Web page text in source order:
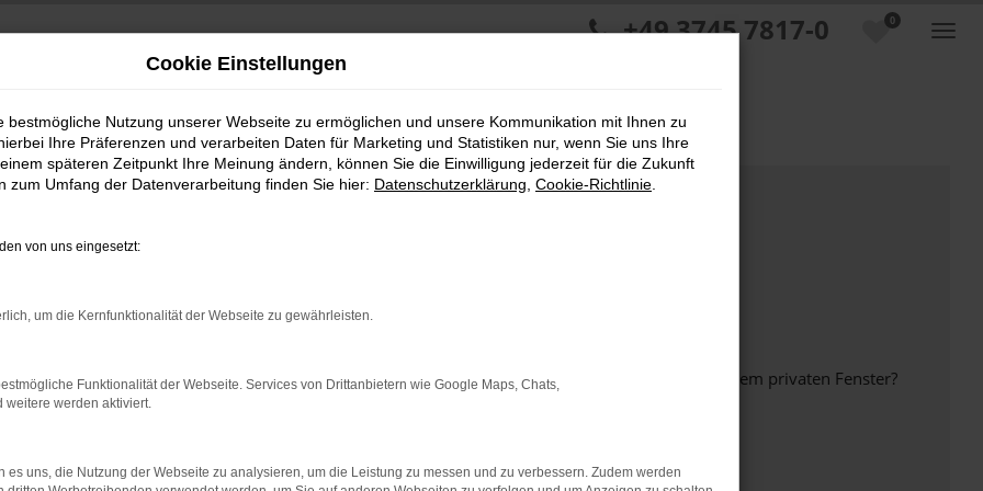
0
+49 3745 7817-0
bestimmter Seiten verhindern. Funktioniert die Seite in einem anderen Browser oder in einem privaten Fenster?
beheben.
auf dem neuesten Stand sind.
Cookie Einstellungen
bestmögliche Nutzung unserer Webseite zu ermöglichen und unsere Kommunikation mit Ihnen zu
Ihre Präferenzen und verarbeiten Daten für Marketing und Statistiken nur, wenn Sie uns Ihre
späteren Zeitpunkt Ihre Meinung ändern, können Sie die Einwilligung jederzeit für die Zukunft
zum Umfang der Datenverarbeitung finden Sie hier: Datenschutzerklärung Cookie-Richtlinie
von uns eingesetzt:
um die Kernfunktionalität der Webseite zu gewährleisten.
Funktionalität der Webseite. Services von Drittanbietern wie Google Maps, Chats,
weitere werden aktiviert.
es uns, die Nutzung der Webseite zu analysieren, um die Leistung zu messen und zu verbessern. Zudem werden